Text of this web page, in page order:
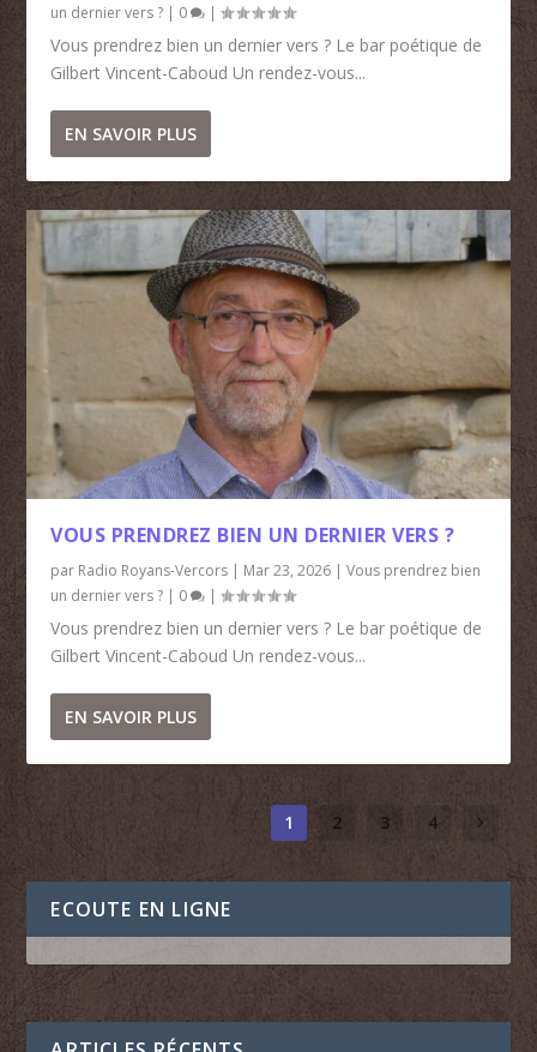
un dernier vers ? | 0 |
Vous prendrez bien un dernier vers ? Le bar poétique de
Gilbert Vincent-Caboud Un rendez-vous...
EN SAVOIR PLUS
VOUS PRENDREZ BIEN UN DERNIER VERS ?
par Radio Royans-Vercors | Mar 23, 2026 |Vous prendrez bien
un dernier vers ? | 0 |
Vous prendrez bien un dernier vers ? Le bar poétique de
Gilbert Vincent-Caboud Un rendez-vous...
EN SAVOIR PLUS
1 2 3 4
ECOUTE EN LIGNE